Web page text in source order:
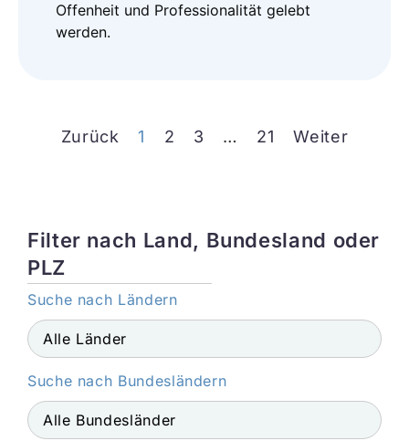
Offenheit und Professionalität gelebt
werden.
Zurück 1 2 3 … 21 Weiter
Filter nach Land, Bundesland oder
PLZ
Suche nach Ländern
Suche nach Bundesländern